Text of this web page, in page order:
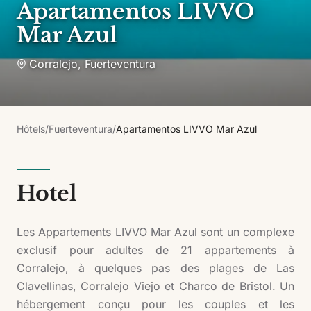
Apartamentos LIVVO
Mar Azul
Corralejo,Fuerteventura
Hôtels/Fuerteventura/Apartamentos LIVVO Mar Azul
Hotel
Les Appartements LIVVO Mar Azul sont un complexe
exclusif pour adultes de 21 appartements à
Corralejo, à quelques pas des plages de Las
Clavellinas, Corralejo Viejo et Charco de Bristol. Un
hébergement conçu pour les couples et les